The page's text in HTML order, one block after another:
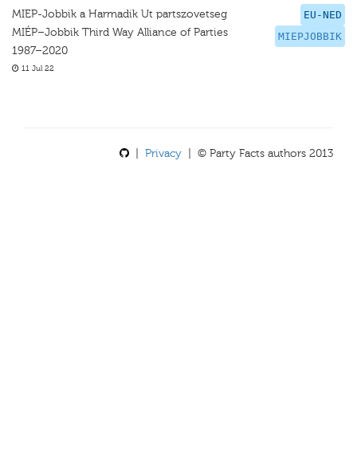
EU-NED
MIEPJOBBIK
MIEP-Jobbik a Harmadik Ut partszovetseg
MIÉP–Jobbik Third Way Alliance of Parties
1987–2020
11 Jul 22
Privacy | © Party Facts authors 2013